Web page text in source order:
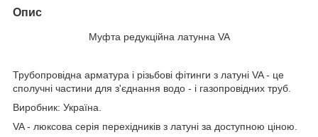
Опис
Муфта редукційна латунна VA
Трубопровідна арматура і різьбові фітинги з латуні VA - це
сполучні частини для з'єднання водо - і газопровідних труб.
Виробник: Україна.
VA - люксова серія перехідників з латуні за доступною ціною.